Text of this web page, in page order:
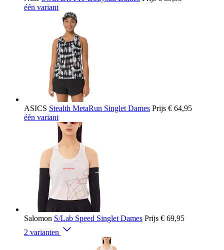
één variant
ASICS Stealth MetaRun Singlet Dames Prijs € 64,95
één variant
Salomon S/Lab Speed Singlet Dames Prijs € 69,95
2 varianten